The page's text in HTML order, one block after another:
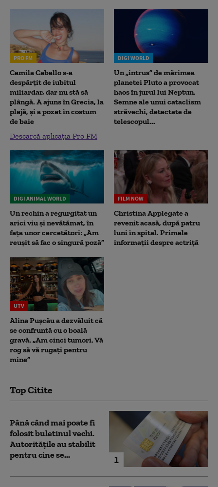
PRO FM
Camila Cabello s-a
despărțit de iubitul
miliardar, dar nu stă să
plângă. A ajuns în Grecia, la
plajă, și a pozat în costum
de baie
Descarcă aplicația Pro FM
DIGI WORLD
Un „intrus” de mărimea
planetei Pluto a provocat
haos în jurul lui Neptun.
Semne ale unui cataclism
străvechi, detectate de
telescopul...
DIGI ANIMAL WORLD
Un rechin a regurgitat un
arici viu și nevătămat, în
fața unor cercetători: „Am
reușit să fac o singură poză”
FILM NOW
Christina Applegate a
revenit acasă, după patru
luni în spital. Primele
informații despre actriță
UTV
Alina Pușcău a dezvăluit că
se confruntă cu o boală
gravă. „Am cinci tumori. Vă
rog să vă rugați pentru
mine”
Top Citite
1
Până când mai poate fi
folosit buletinul vechi.
Autoritățile au stabilit
pentru cine se...